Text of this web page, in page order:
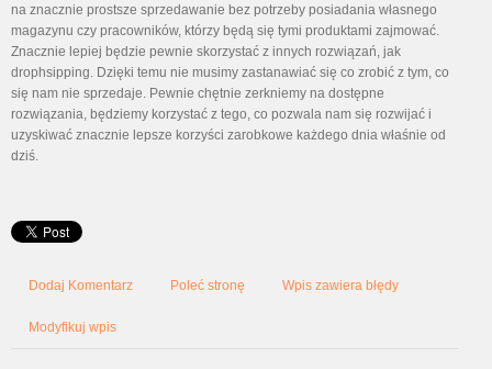
na znacznie prostsze sprzedawanie bez potrzeby posiadania własnego
magazynu czy pracowników, którzy będą się tymi produktami zajmować.
Znacznie lepiej będzie pewnie skorzystać z innych rozwiązań, jak
drophsipping. Dzięki temu nie musimy zastanawiać się co zrobić z tym, co
się nam nie sprzedaje. Pewnie chętnie zerkniemy na dostępne
rozwiązania, będziemy korzystać z tego, co pozwala nam się rozwijać i
uzyskiwać znacznie lepsze korzyści zarobkowe każdego dnia właśnie od
dziś.
Dodaj Komentarz Poleć stronę Wpis zawiera błędy
Modyfikuj wpis